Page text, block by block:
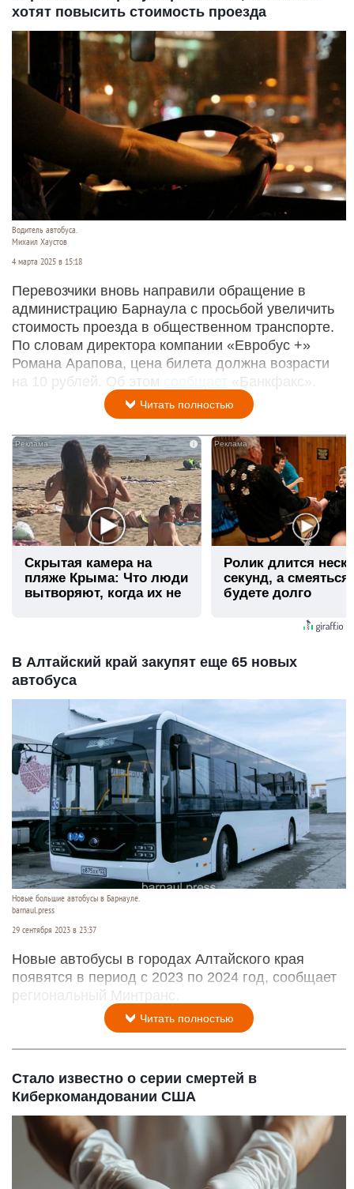
хотят повысить стоимость проезда
Водитель автобуса.
Михаил Хаустов
4 марта 2025 в 15:18
Перевозчики вновь направили обращение в
администрацию Барнаула с просьбой увеличить
стоимость проезда в общественном транспорте.
По словам директора компании «Евробус +»
Романа Арапова, цена билета должна возрасти
на 10 рублей. Об этом
сообщает «Банкфакс».
Читать полностью
i
Скрытая камера на
пляже Крыма: Что люди
вытворяют, когда их не
Ролик длится
секунд, а
будете долго
В Алтайский край закупят еще 65 новых
автобуса
Новые большие автобусы в Барнауле.
barnaul.press
29 сентября 2023 в 23:37
Новые автобусы в городах Алтайского края
появятся в период с 2023 по 2024 год, сообщает
региональный Минтранс.
Читать полностью
Стало известно о серии смертей в
Киберкомандовании США